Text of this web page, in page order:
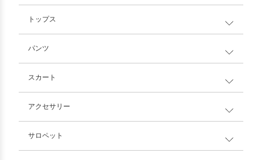
トップス
パンツ
スカート
アクセサリー
サロペット